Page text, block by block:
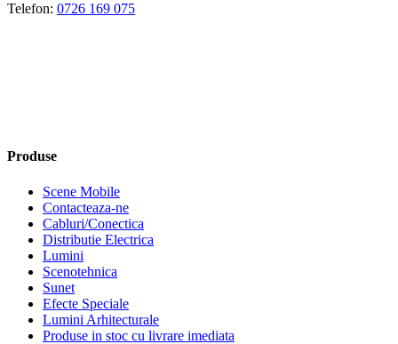
Telefon: 0726 169 075
Produse
Scene Mobile
Contacteaza-ne
Cabluri/Conectica
Distributie Electrica
Lumini
Scenotehnica
Sunet
Efecte Speciale
Lumini Arhitecturale
Produse in stoc cu livrare imediata